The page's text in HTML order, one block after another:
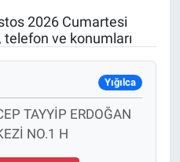
2026 Cumartesi
ve konumları
Yığılca
TAYYİP ERDOĞAN
NO.1 H